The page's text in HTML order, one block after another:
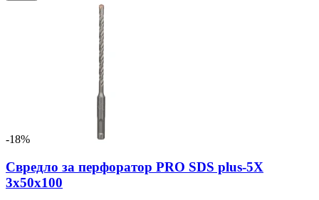
-18%
Свредло за перфоратор PRO SDS plus-5X
3x50x100